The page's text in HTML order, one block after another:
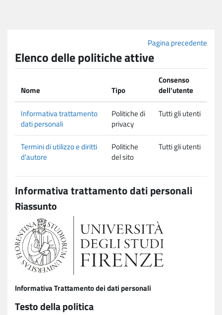
Pagina precedente
Elenco delle politiche attive
Nome Tipo
Consenso
dell'utente
Informativa trattamento
dati personali
Politiche di
privacy
Tutti gli utenti
Termini di utilizzo e diritti
d'autore
Politiche
del sito
Tutti gli utenti
Informativa trattamento dati personali
Riassunto
Informativa Trattamento dei dati personali
Testo della politica